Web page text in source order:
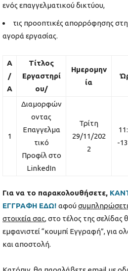
ενός επαγγελματικού δικτύου,
τις προοπτικές απορρόφησης
αγορά εργασίας.
Α
/
Α
Τίτλος
Εργαστηρί
ου/
Ημερομην
ία
1
Διαμορφών
οντας
Επαγγελμα
τικό
Προφίλ στο
LinkedIn
Τρίτη
29/11/202
2
-
Για να το παρακολουθήσετε,
ΕΓΓΡΑΦΗ ΕΔΩ! αφού
στοιχεία σας, στο τέλος της σελίδας
εμφανιστεί “κουμπί Εγγραφή”, για
και αποστολή.